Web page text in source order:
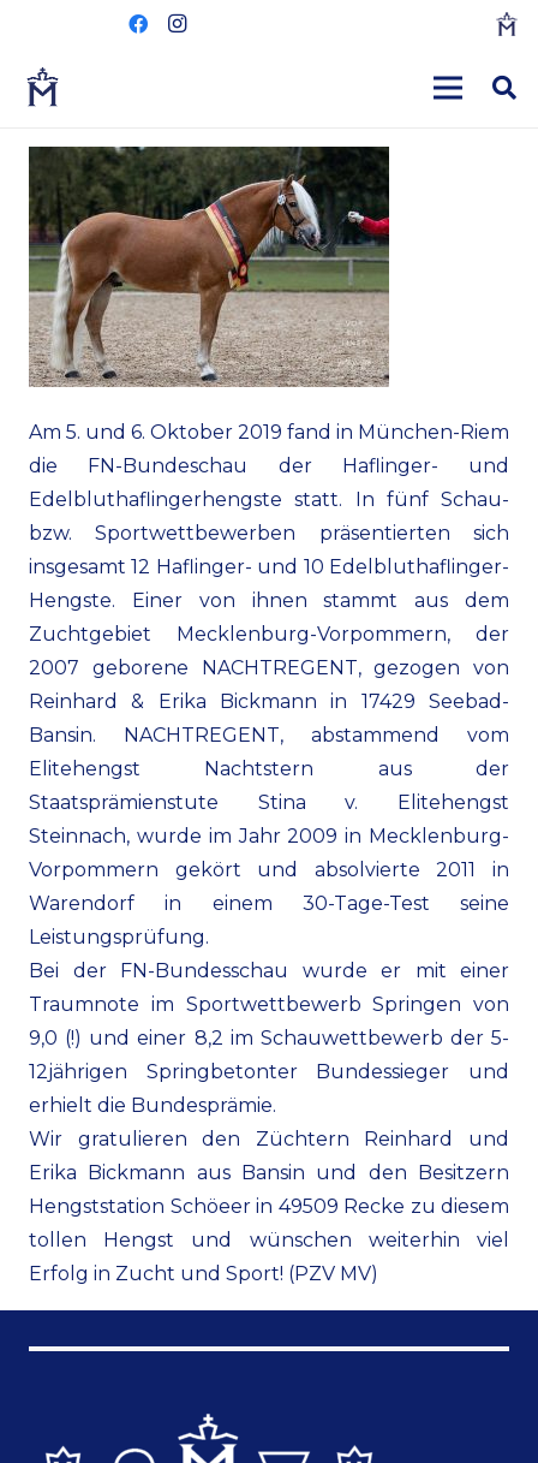
Am 5. und 6. Oktober 2019 fand in München-Riem
die FN-Bundeschau der Haflinger- und
Edelbluthaflingerhengste statt. In fünf Schau-
bzw. Sportwettbewerben präsentierten sich
insgesamt 12 Haflinger- und 10 Edelbluthaflinger-
Hengste. Einer von ihnen stammt aus dem
Zuchtgebiet Mecklenburg-Vorpommern, der
2007 geborene NACHTREGENT, gezogen von
Reinhard & Erika Bickmann in 17429 Seebad-
Bansin. NACHTREGENT, abstammend vom
Elitehengst Nachtstern aus der
Staatsprämienstute Stina v. Elitehengst
Steinnach, wurde im Jahr 2009 in Mecklenburg-
Vorpommern gekört und absolvierte 2011 in
Warendorf in einem 30-Tage-Test seine
Leistungsprüfung.
Bei der FN-Bundesschau wurde er mit einer
Traumnote im Sportwettbewerb Springen von
9,0 (!) und einer 8,2 im Schauwettbewerb der 5-
12jährigen Springbetonter Bundessieger und
erhielt die Bundesprämie.
Wir gratulieren den Züchtern Reinhard und
Erika Bickmann aus Bansin und den Besitzern
Hengststation Schöeer in 49509 Recke zu diesem
tollen Hengst und wünschen weiterhin viel
Erfolg in Zucht und Sport! (PZV MV)